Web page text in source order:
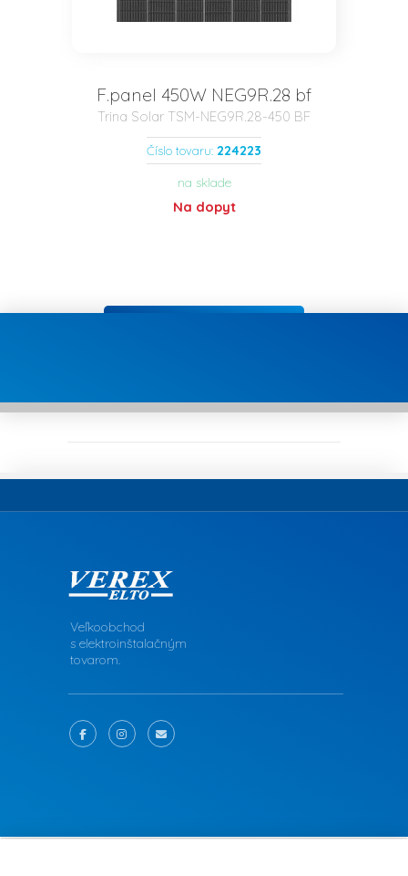
F.panel 450W NEG9R.28 bf
Trina Solar TSM-NEG9R.28-450 BF
Číslo tovaru: 224223
na sklade
Na dopyt
Veľkoobchod
s elektroinštalačným
tovarom.